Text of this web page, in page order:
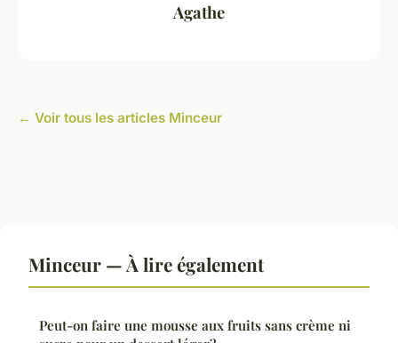
Agathe
← Voir tous les articles Minceur
Minceur — À lire également
Peut-on faire une mousse aux fruits sans crème ni